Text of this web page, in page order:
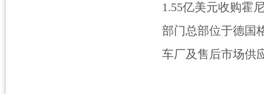
1.55亿美元收购霍
部门总部位于德国
车厂及售后市场供